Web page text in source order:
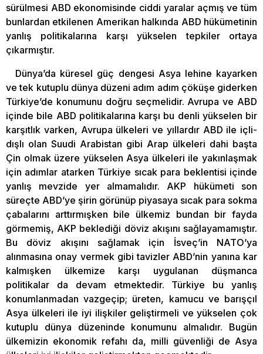
sürülmesi ABD ekonomisinde ciddi yaralar açmış ve tüm
bunlardan etkilenen Amerikan halkında ABD hükümetinin
yanlış politikalarına karşı yükselen tepkiler ortaya
çıkarmıştır.
Dünya’da küresel güç dengesi Asya lehine kayarken
ve tek kutuplu dünya düzeni adım adım çöküşe giderken
Türkiye’de konumunu doğru seçmelidir. Avrupa ve ABD
içinde bile ABD politikalarına karşı bu denli yükselen bir
karşıtlık varken, Avrupa ülkeleri ve yıllardır ABD ile içli-
dışlı olan Suudi Arabistan gibi Arap ülkeleri dahi başta
Çin olmak üzere yükselen Asya ülkeleri ile yakınlaşmak
için adımlar atarken Türkiye sıcak para beklentisi içinde
yanlış mevzide yer almamalıdır. AKP hükümeti son
süreçte ABD’ye şirin görünüp piyasaya sıcak para sokma
çabalarını arttırmışken bile ülkemiz bundan bir fayda
görmemiş, AKP beklediği döviz akışını sağlayamamıştır.
Bu döviz akışını sağlamak için İsveç’in NATO’ya
alınmasına onay vermek gibi tavizler ABD’nin yanına kar
kalmışken ülkemize karşı uygulanan düşmanca
politikalar da devam etmektedir. Türkiye bu yanlış
konumlanmadan vazgeçip; üreten, kamucu ve barışçıl
Asya ülkeleri ile iyi ilişkiler geliştirmeli ve yükselen çok
kutuplu dünya düzeninde konumunu almalıdır. Bugün
ülkemizin ekonomik refahı da, milli güvenliği de Asya